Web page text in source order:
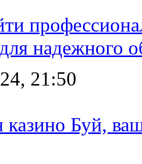
надежного
21:50
казино Буй,